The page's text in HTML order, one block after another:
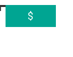
$